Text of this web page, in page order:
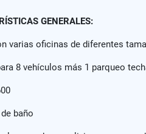
GENERALES:
varias oficinas de diferentes
8 vehículos más 1 parqueo
baño